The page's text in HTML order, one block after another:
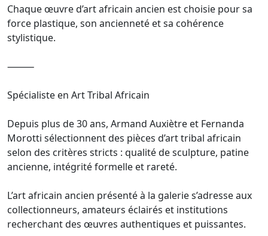
Chaque œuvre d’art africain ancien est choisie pour sa
force plastique, son ancienneté et sa cohérence
stylistique.
⸻
Spécialiste en Art Tribal Africain
Depuis plus de 30 ans, Armand Auxiètre et Fernanda
Morotti sélectionnent des pièces d’art tribal africain
selon des critères stricts : qualité de sculpture, patine
ancienne, intégrité formelle et rareté.
L’art africain ancien présenté à la galerie s’adresse aux
collectionneurs, amateurs éclairés et institutions
recherchant des œuvres authentiques et puissantes.